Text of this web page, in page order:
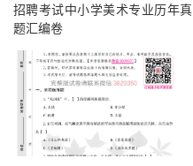
招聘考试中小学美术专业历年真
题汇编卷